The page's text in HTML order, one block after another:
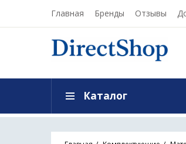
Главная Бренды Отзывы
Каталог